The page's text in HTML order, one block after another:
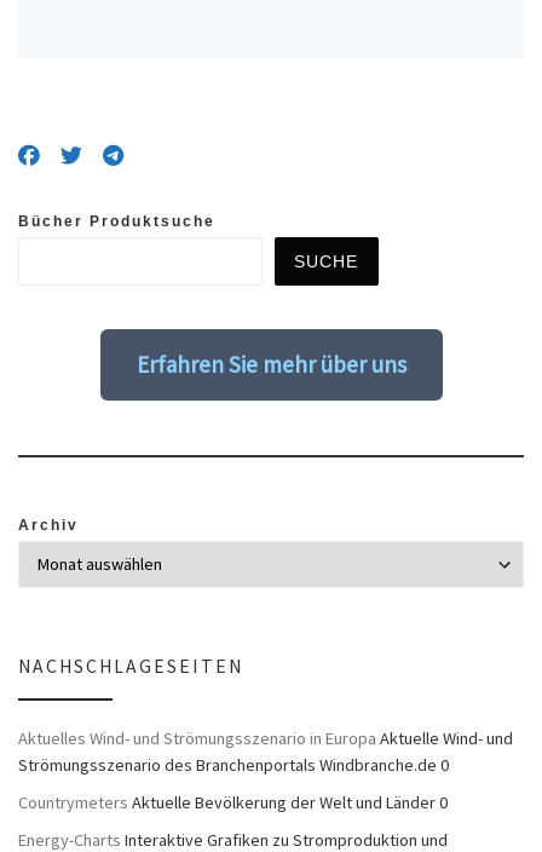
Bücher Produktsuche
SUCHE
Erfahren Sie mehr über uns
Archiv
NACHSCHLAGESEITEN
Aktuelles Wind- und Strömungsszenario in Europa Aktuelle Wind- und
Strömungsszenario des Branchenportals Windbranche.de 0
Countrymeters Aktuelle Bevölkerung der Welt und Länder 0
Energy-Charts Interaktive Grafiken zu Stromproduktion und